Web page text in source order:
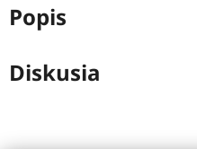
Popis
Diskusia